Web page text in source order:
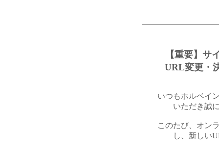
【重要】サ
URL変更・
いつもホルベイ
いただき誠
このたび、オン
し、新しい